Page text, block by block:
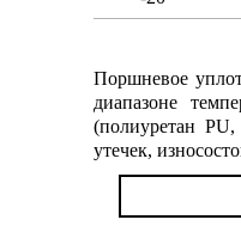
Поршневое
диапазоне
(полиуретан
утечек,